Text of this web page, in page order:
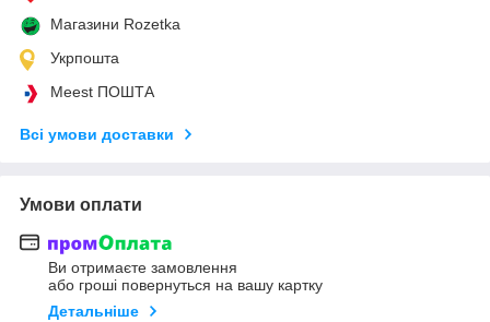
Магазини Rozetka
Укрпошта
Meest ПОШТА
Всі умови доставки
Умови оплати
Ви отримаєте замовлення
або гроші повернуться на вашу картку
Детальніше